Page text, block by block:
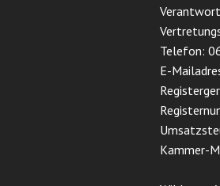
Telefon:
E-
Kammer-